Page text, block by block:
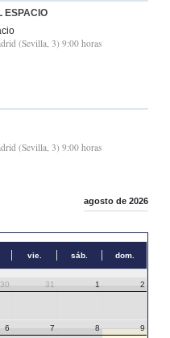
ESPACIO
(Sevilla, 3) 9:00 horas
(Sevilla, 3) 9:00 horas
agosto de 2026
vie. sáb. dom.
30 31 1 2
6 7 8 9